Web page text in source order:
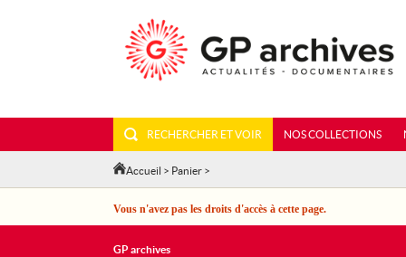
RECHERCHER ET VOIR NOS COLLECTIONS
Accueil > Panier >
Vous n'avez pas les droits d'accès à cette page.
GP archives